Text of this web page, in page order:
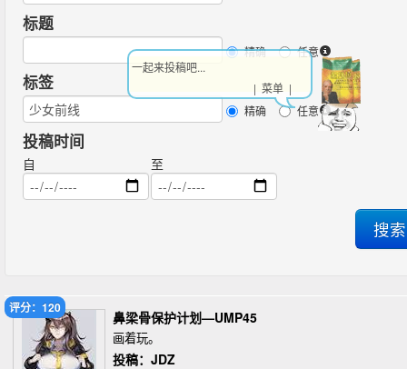
标题
精确 任意
标签
精确 任意
投稿时间
自 至
评分：120
鼻梁骨保护计划—UMP45
画着玩。
投稿：JDZ
一起来投稿吧...
| 菜单 |